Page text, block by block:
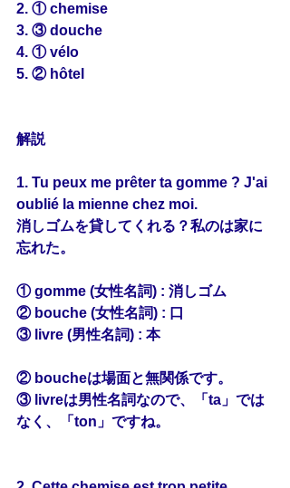
2. ① chemise
3. ③ douche
4. ① vélo
5. ② hôtel
解説
1. Tu peux me prêter ta gomme ? J'ai
oublié la mienne chez moi.
消しゴムを貸してくれる？私のは家に
忘れた。
① gomme (女性名詞) : 消しゴム
② bouche (女性名詞) : 口
③ livre (男性名詞) : 本
② boucheは場面と無関係です。
③ livreは男性名詞なので、「ta」では
なく、「ton」ですね。